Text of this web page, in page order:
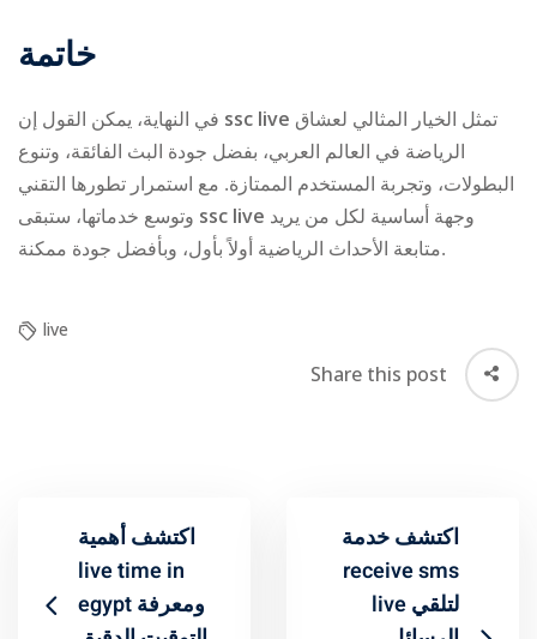
خاتمة
ssc live
الرياضة في العالم العربي، بفضل جودة البث الفائقة، وتنوع
البطولات، وتجربة المستخدم الممتازة. مع استمرار تطورها التقني
ssc live
متابعة الأحداث الرياضية أولاً بأول، وبأفضل جودة ممكنة.
live
Share this post
اكتشف أهمية
live time in
egypt ومعرفة
اكتشف خدمة
receive sms
live لتلقي